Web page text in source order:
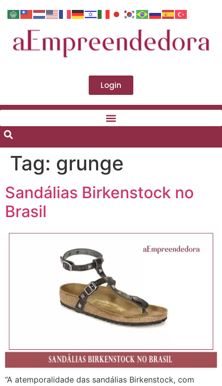
Login
Tag: grunge
Sandálias Birkenstock no
Brasil
“A atemporalidade das sandálias Birkenstock, com